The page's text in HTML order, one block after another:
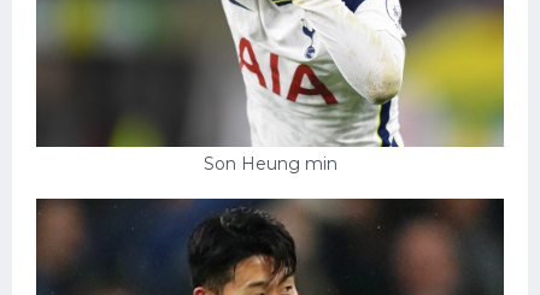
Son Heung min